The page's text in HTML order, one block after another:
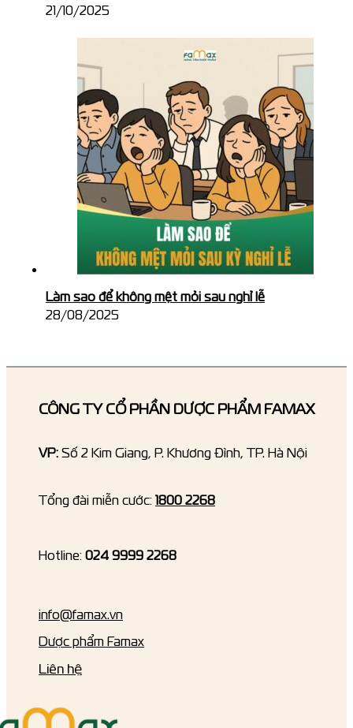
21/10/2025
Làm sao để không mệt mỏi sau nghỉ lễ
28/08/2025
CÔNG TY CỔ PHẦN DƯỢC PHẨM FAMAX
VP: Số 2 Kim Giang, P. Khương Đình, TP. Hà Nội
Tổng đài miễn cước: 1800 2268
Hotline: 024 9999 2268
info@famax.vn
Dược phẩm Famax
Liên hệ